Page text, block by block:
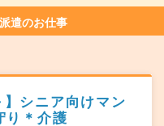
遣のお仕事
】シニア向けマン
り＊介護